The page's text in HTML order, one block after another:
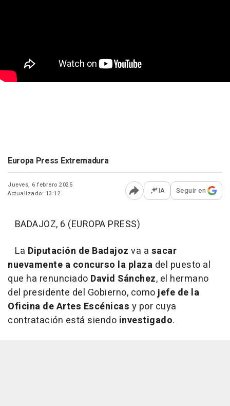
Europa Press Extremadura
Jueves, 6 febrero 2025
Actualizado: 13:12
Abrir opciones para
IA Seguir en
BADAJOZ, 6 (EUROPA PRESS)
La Diputación de Badajoz va a sacar
nuevamente a concurso la plaza del puesto al
que ha renunciado David Sánchez, el hermano
del presidente del Gobierno, comojefe de la
Oficina de Artes Escénicas y por cuya
contratación está siendo investigado.